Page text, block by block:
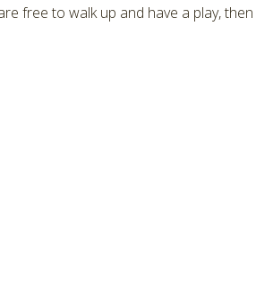
free to walk up and have a play, then